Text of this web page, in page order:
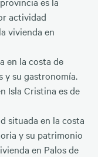
actividad
vivienda en
en la costa de
y su gastronomía.
Isla Cristina es de
situada en la costa
y su patrimonio
en Palos de